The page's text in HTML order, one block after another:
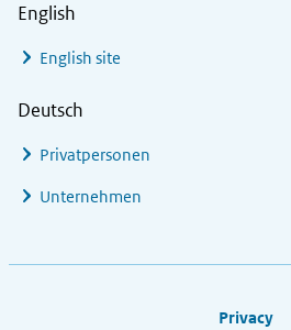
English
English site
Deutsch
Privatpersonen
Unternehmen
Privacy